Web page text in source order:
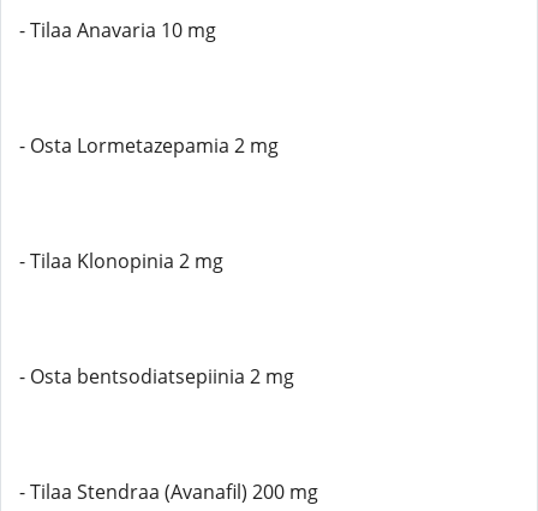
- Tilaa Anavaria 10 mg
- Osta Lormetazepamia 2 mg
- Tilaa Klonopinia 2 mg
- Osta bentsodiatsepiinia 2 mg
- Tilaa Stendraa (Avanafil) 200 mg